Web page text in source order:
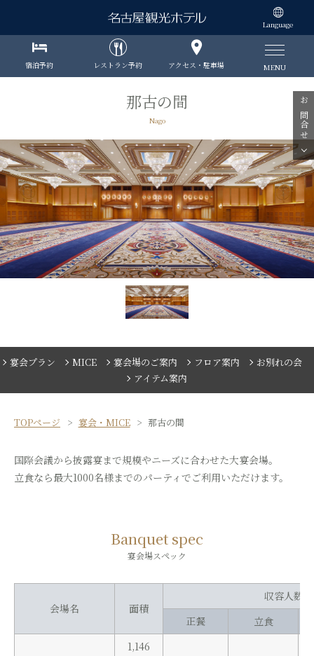
Language
宿泊予約 レストラン予約 アクセス・駐車場 MENU
那古の間
Nago
宴会プラン MICE 宴会場のご案内 フロア案内
お別れの会
アイテム案内
TOPページ 宴会・MICE 那古の間
国際会議から披露宴まで規模やニーズに合わせた大宴会場。
立食なら最大1000名様までのパーティでご利用いただけます。
Banquet spec
宴会場スペック
会場名 面積
収容人数
正餐
立食
1,146
お問合せ